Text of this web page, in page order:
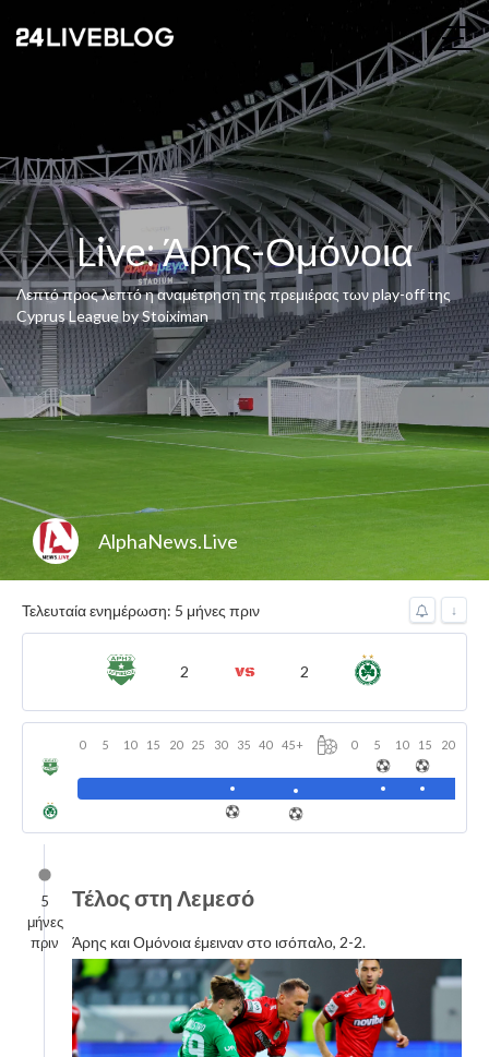
Live: Άρης-Ομόνοια
Λεπτό προς λεπτό η αναμέτρηση της πρεμιέρας των play-off της
Cyprus League by Stoiximan
AlphaNews.Live
Τελευταία ενημέρωση: 5 μήνες πριν ↓
2 2
0 5 10 15 20 25 30 35 40 45+ 0 5 10 15 20
5
μήνες
πριν
Τέλος στη Λεμεσό
Άρης και Ομόνοια έμειναν στο ισόπαλο, 2-2.